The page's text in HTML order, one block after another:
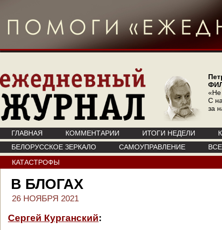
«Не
С
за
ГЛАВНАЯ КОММЕНТАРИИ ИТОГИ НЕДЕЛИ
БЕЛОРУССКОЕ ЗЕРКАЛО
САМОУПРАВЛЕНИЕ
КАТАСТРОФЫ
В БЛОГАХ
26 НОЯБРЯ 2021
Сергей Курганский: